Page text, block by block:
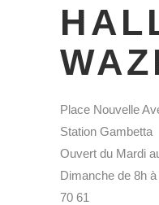
Place Nouvelle
Station Gambetta
Ouvert du Mardi
Dimanche de 8h
70 61